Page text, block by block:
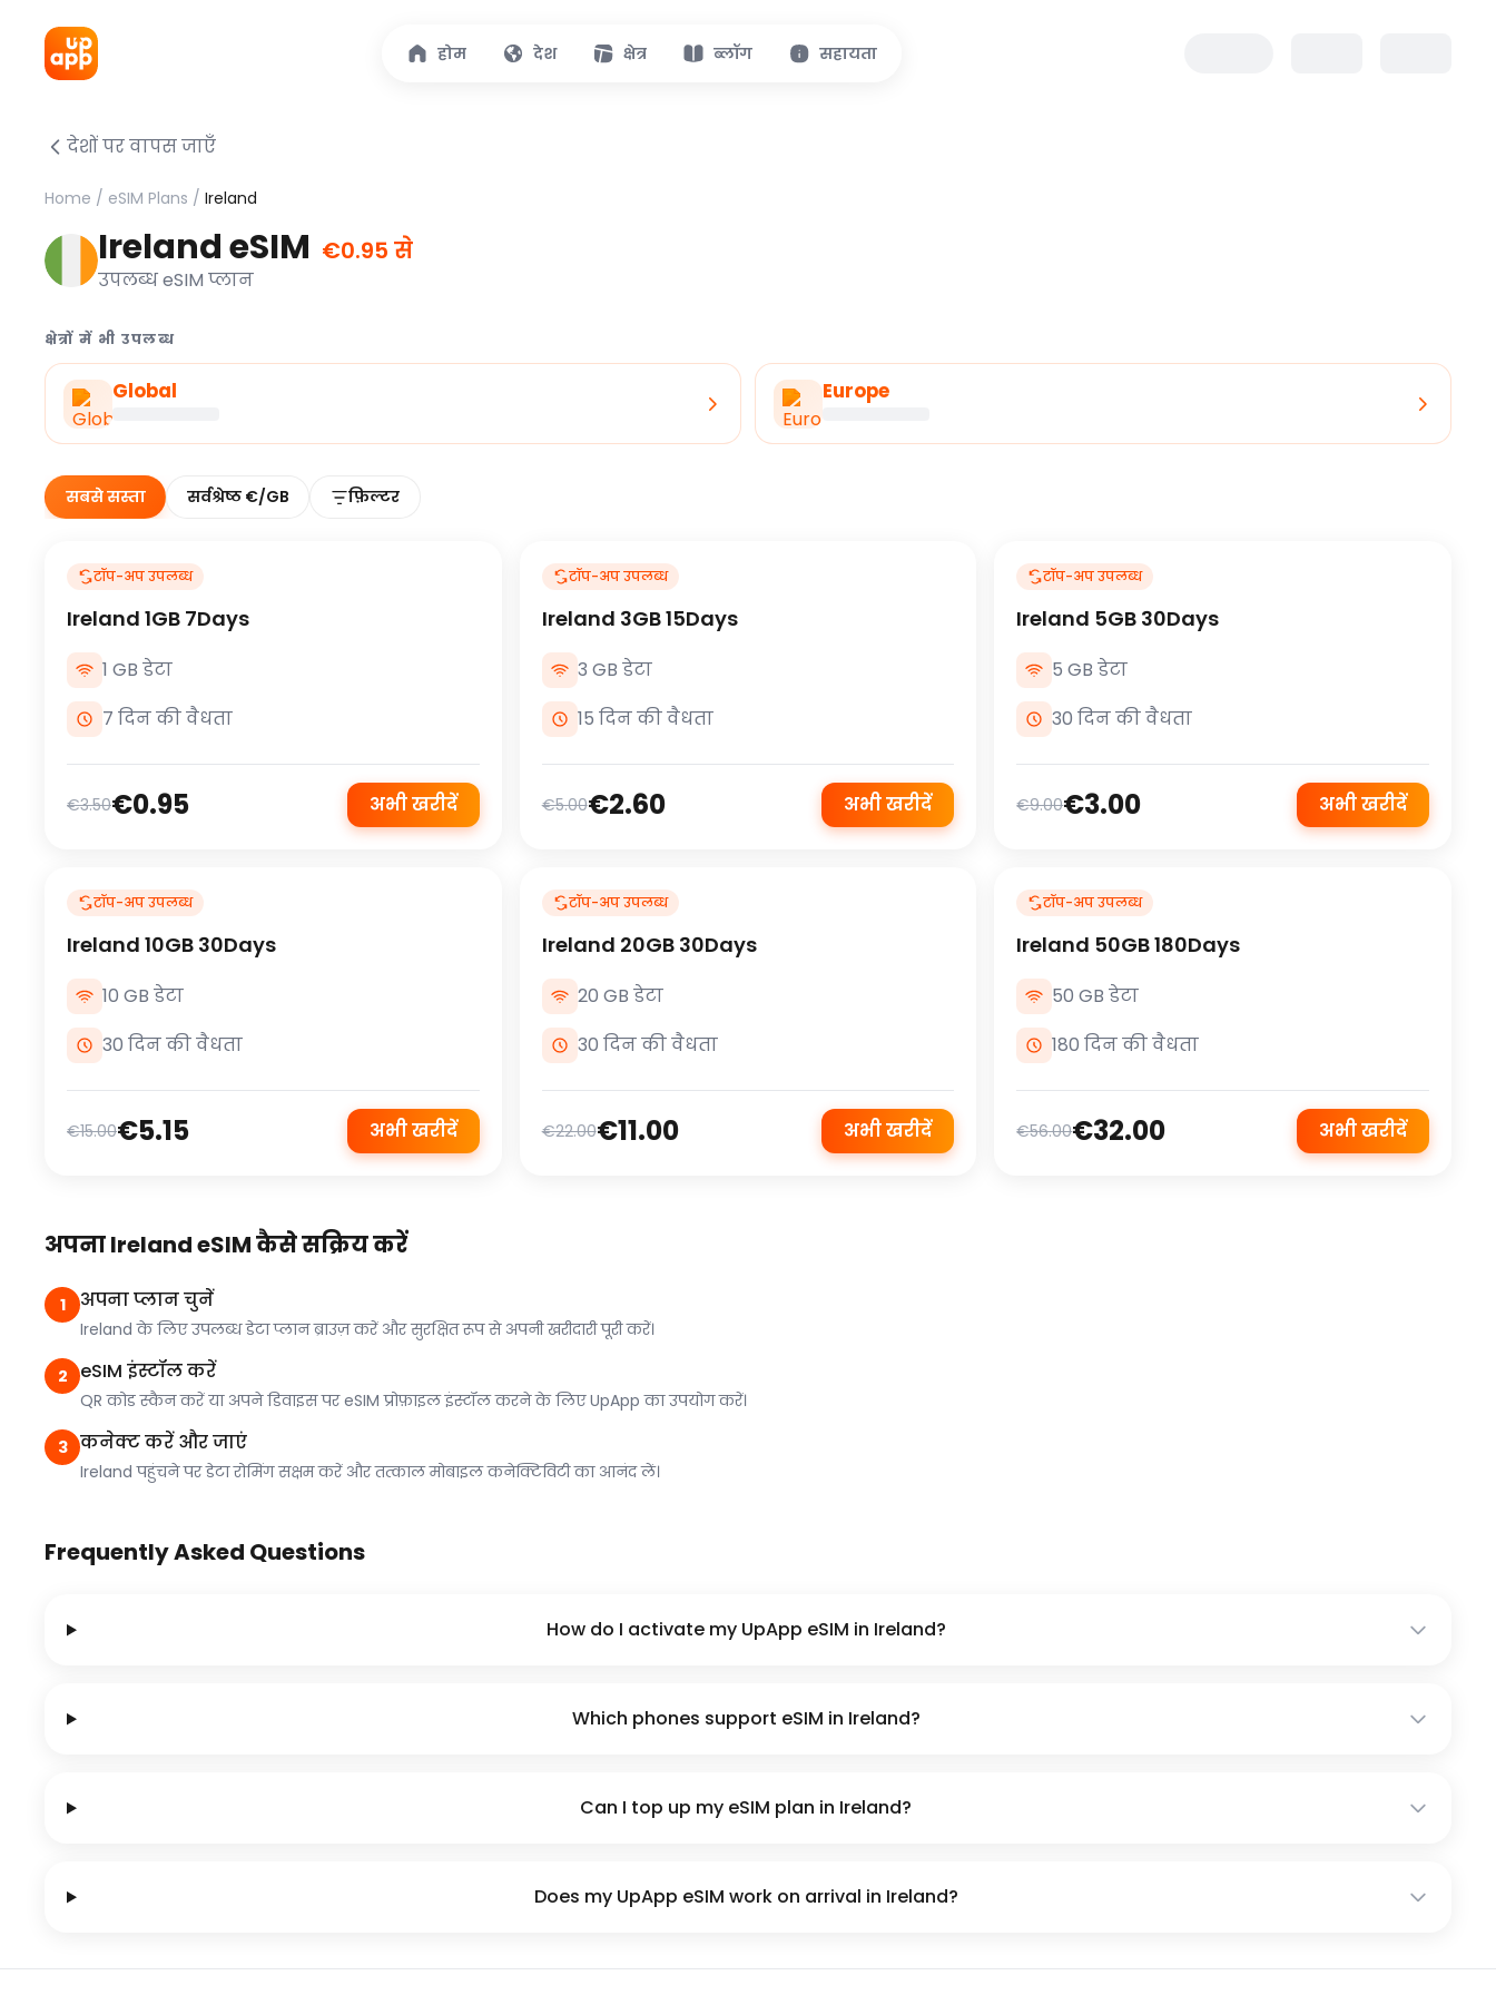
होम देश क्षेत्र ब्लॉग सहायता
देशों पर वापस जाएँ
Home / eSIM Plans / Ireland
Ireland eSIM €0.95 से
उपलब्ध eSIM प्लान
क्षेत्रों में भी उपलब्ध
Global Europe
सबसे सस्ता सर्वश्रेष्ठ €/GB फ़िल्टर
टॉप-अप उपलब्ध
Ireland 1GB 7Days
1 GB डेटा
7 दिन की वैधता
€3.50€0.95 अभी खरीदें
टॉप-अप उपलब्ध
Ireland 3GB 15Days
3 GB डेटा
15 दिन की वैधता
€5.00€2.60 अभी खरीदें
टॉप-अप उपलब्ध
Ireland 5GB 30Days
5 GB डेटा
30 दिन की वैधता
€9.00€3.00 अभी खरीदें
टॉप-अप उपलब्ध
Ireland 10GB 30Days
10 GB डेटा
30 दिन की वैधता
€15.00€5.15 अभी खरीदें
टॉप-अप उपलब्ध
Ireland 20GB 30Days
20 GB डेटा
30 दिन की वैधता
€22.00€11.00 अभी खरीदें
टॉप-अप उपलब्ध
Ireland 50GB 180Days
50 GB डेटा
180 दिन की वैधता
€56.00€32.00 अभी खरीदें
अपना Ireland eSIM कैसे सक्रिय करें
1 अपना प्लान चुनें
Ireland के लिए उपलब्ध डेटा प्लान ब्राउज़ करें और सुरक्षित रूप से अपनी खरीदारी पूरी करें।
2 eSIM इंस्टॉल करें
QR कोड स्कैन करें या अपने डिवाइस पर eSIM प्रोफ़ाइल इंस्टॉल करने के लिए UpApp का उपयोग करें।
3 कनेक्ट करें और जाएं
Ireland पहुंचने पर डेटा रोमिंग सक्षम करें और तत्काल मोबाइल कनेक्टिविटी का आनंद लें।
Frequently Asked Questions
How do I activate my UpApp eSIM in Ireland?
Which phones support eSIM in Ireland?
Can I top up my eSIM plan in Ireland?
Does my UpApp eSIM work on arrival in Ireland?